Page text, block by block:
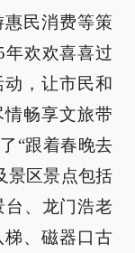
民消费等策
欢欢喜喜过
，让市民和
畅享文旅带
“跟着春晚去
景区景点包括
台、龙门浩老
、磁器口古